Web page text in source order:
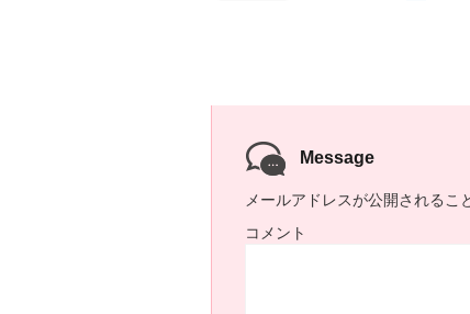
Message
メールアドレスが公開されるこ
コメント